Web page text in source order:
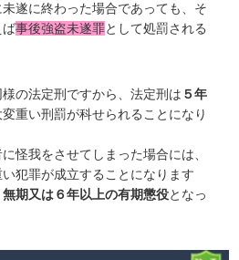
遂に終わった場合であっても、そ
ば事後強盗未遂罪として処罰される
様の法定刑ですから、法定刑は ５年
重い刑罰が科せられることになり
怪我をさせてしまった場合には、
犯罪が成立することになります
無期又は６年以上の有期懲役となっ